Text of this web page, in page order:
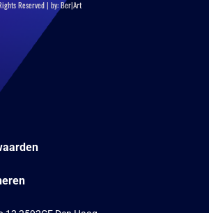
Reserved | by:Ber|Art